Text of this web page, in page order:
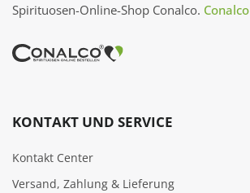
Spirituosen-Online-Shop Conalco.
KONTAKT UND SERVICE
Kontakt Center
Versand, Zahlung & Lieferung